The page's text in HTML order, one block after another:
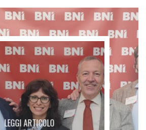
LEGGI ARTICOLO